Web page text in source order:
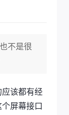
不是很
该都有经
屏幕接口